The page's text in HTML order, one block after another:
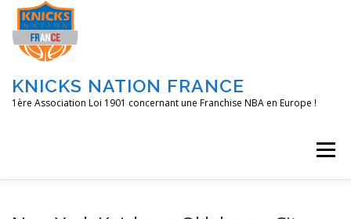
Aller
contenu
KNICKS NATION FRANCE
1ère Association Loi 1901 concernant une Franchise NBA en Europe !
Menu